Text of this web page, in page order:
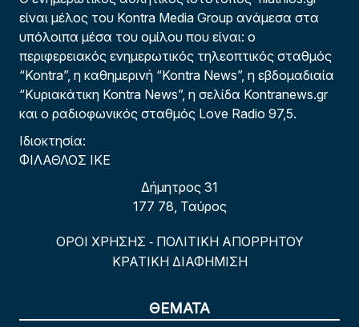
είναι μέλος του Kontra Media Group ανάμεσα στα
υπόλοιπα μέσα του ομίλου που είναι: ο
περιφερειακός ενημερωτικός τηλεοπτικός σταθμός
“Kontra”, η καθημερινή “Kontra News”, η εβδομαδιαία
“Κυριακάτικη Kontra News”, η σελίδα Kontranews.gr
και ο ραδιοφωνικός σταθμός Love Radio 97,5.
Ιδιοκτησία:
ΦΙΛΑΘΛΟΣ ΙΚΕ
Δήμητρος 31
177 78, Ταύρος
ΟΡΟΙ ΧΡΗΣΗΣ - ΠΟΛΙΤΙΚΗ ΑΠΟΡΡΗΤΟΥ
ΚΡΑΤΙΚΗ ΔΙΑΦΗΜΙΣΗ
ΘΕΜΑΤΑ